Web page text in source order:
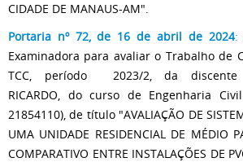
CIDADE DE MANAUS-AM".
Portaria nº 72, de 16 de abril de 2024:
Examinadora para avaliar o Trabalho de
TCC, período 2023/2, da discente
RICARDO, do curso de Engenharia
21854110), de título "AVALIAÇÃO DE
UMA UNIDADE RESIDENCIAL DE MÉDIO
COMPARATIVO ENTRE INSTALAÇÕES DE